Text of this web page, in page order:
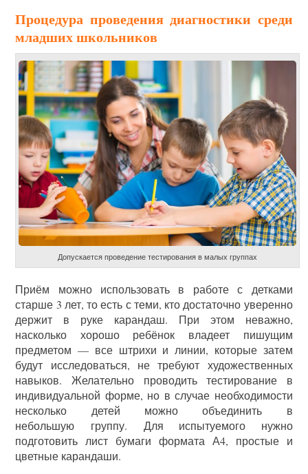
Процедура проведения диагностики среди
младших школьников
Допускается проведение тестирования в малых группах
Приём можно использовать в работе с детками
старше 3 лет, то есть с теми, кто достаточно уверенно
держит в руке карандаш. При этом неважно,
насколько хорошо ребёнок владеет пишущим
предметом — все штрихи и линии, которые затем
будут исследоваться, не требуют художественных
навыков. Желательно проводить тестирование в
индивидуальной форме, но в случае необходимости
несколько детей можно объединить в
небольшую группу. Для испытуемого нужно
подготовить лист бумаги формата А4, простые и
цветные карандаши.